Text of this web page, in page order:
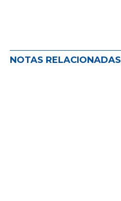
NOTAS RELACIONADAS